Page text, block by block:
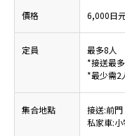
價格 6,000日
定員
最多8人
*接送最
*最少需2
集合地點
接送:前
私家車: